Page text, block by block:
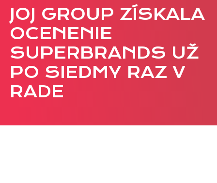
PRODUKCIA
REKLAMA
Viac o reklamných formátoch
Obchodné podmienky
Prezentácia 2026
JOJ GROUP ZÍSKALA
OCENENIE
SUPERBRANDS UŽ
PO SIEDMY RAZ V
RADE